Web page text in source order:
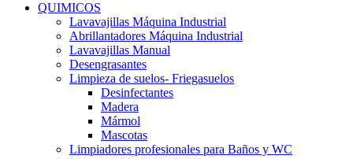
QUIMICOS
Lavavajillas Máquina Industrial
Abrillantadores Máquina Industrial
Lavavajillas Manual
Desengrasantes
Limpieza de suelos- Friegasuelos
Desinfectantes
Madera
Mármol
Mascotas
Limpiadores profesionales para Baños y WC